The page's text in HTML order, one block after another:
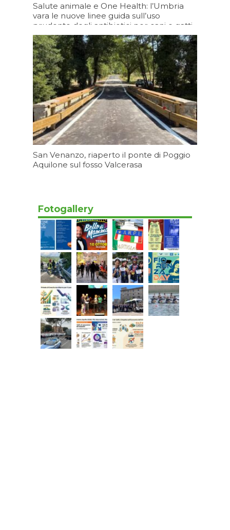
Salute animale e One Health: l’Umbria
vara le nuove linee guida sull’uso
prudente degli antibiotici per cani e gatti
Oggi 19:20
San Venanzo, riaperto il ponte di Poggio
Aquilone sul fosso Valcerasa
Fotogallery